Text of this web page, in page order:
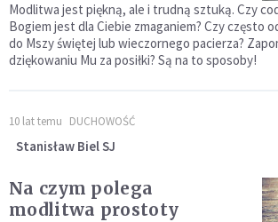
Modlitwa jest piękną, ale i trudną sztuką. Czy
Bogiem jest dla Ciebie zmaganiem? Czy często
do Mszy świętej lub wieczornego pacierza?
dziękowaniu Mu za posiłki? Są na to sposoby!
10 lat temu DUCHOWOŚĆ
Stanisław Biel SJ
Na czym polega
modlitwa prostoty